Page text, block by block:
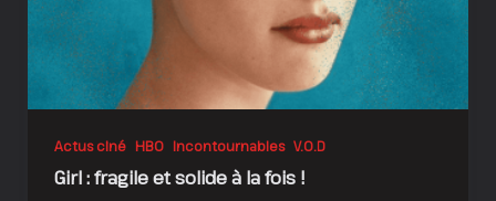
Actus ciné HBO Incontournables V.O.D
Girl : fragile et solide à la fois !